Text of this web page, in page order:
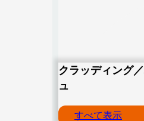
クラッディング
ュ
すべて表示